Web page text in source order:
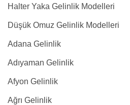
Halter Yaka Gelinlik Modelleri
Düşük Omuz Gelinlik Modelleri
Adana Gelinlik
Adıyaman Gelinlik
Afyon Gelinlik
Ağrı Gelinlik